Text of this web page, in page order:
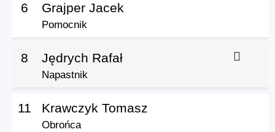
6 Grajper Jacek
Pomocnik
8 Jędrych Rafał
Napastnik
11 Krawczyk Tomasz
Obrońca